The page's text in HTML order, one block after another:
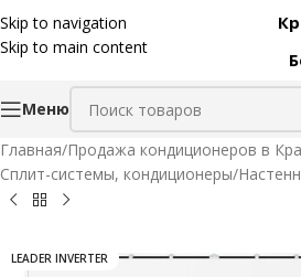
Skip to navigation
Skip to main content
Меню
Главная/Продажа кондиционеров в
Сплит-системы, кондиционеры/
LEADER INVERTER